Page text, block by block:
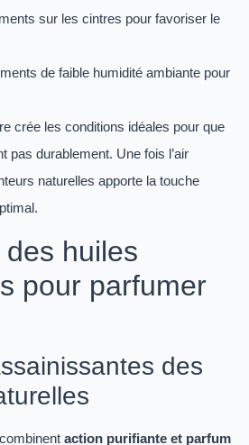
sur les cintres pour favoriser le
de faible humidité ambiante pour
crée les conditions idéales pour que
pas durablement. Une fois l’air
naturelles apporte la touche
huiles
pour parfumer
des
action purifiante et parfum